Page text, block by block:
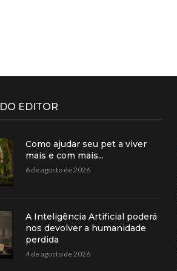
EDITOR
Como ajudar seu pet a viver
mais e com mais...
6 de agosto de 2026
A Inteligência Artificial poderá
nos devolver a humanidade
perdida
4 de agosto de 2026